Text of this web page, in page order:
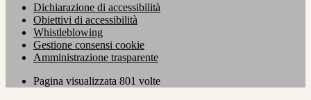
Dichiarazione di accessibilità
Obiettivi di accessibilità
Whistleblowing
Gestione consensi cookie
Amministrazione trasparente
Pagina visualizzata 801 volte